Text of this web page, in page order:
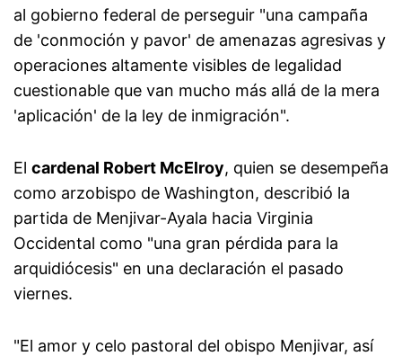
al gobierno federal de perseguir "una campaña
de 'conmoción y pavor' de amenazas agresivas y
operaciones altamente visibles de legalidad
cuestionable que van mucho más allá de la mera
'aplicación' de la ley de inmigración".
El cardenal Robert McElroy, quien se desempeña
como arzobispo de Washington, describió la
partida de Menjivar-Ayala hacia Virginia
Occidental como "una gran pérdida para la
arquidiócesis" en una declaración el pasado
viernes.
"El amor y celo pastoral del obispo Menjivar, así